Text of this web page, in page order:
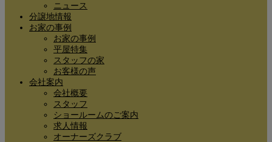
ニュース
分譲地情報
お家の事例
お家の事例
平屋特集
スタッフの家
お客様の声
会社案内
会社概要
スタッフ
ショールームのご案内
求人情報
オーナーズクラブ